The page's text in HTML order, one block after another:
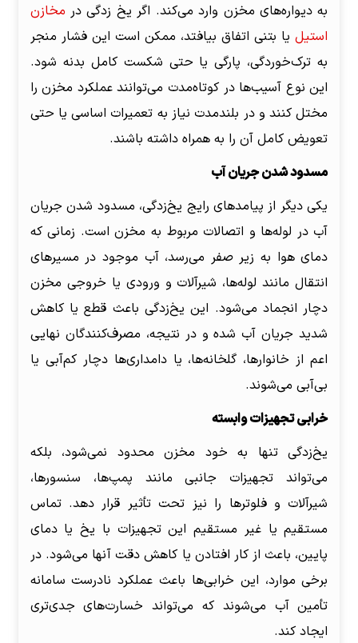
به دیواره‌های مخزن وارد می‌کند. اگر یخ زدگی در مخازن
استیلیا بتنی اتفاق بیافتد، ممکن است این فشار منجر
به ترک‌خوردگی، پارگی یا حتی شکست کامل بدنه شود.
این نوع آسیب‌ها در کوتاه‌مدت می‌توانند عملکرد مخزن را
مختل کنند و در بلندمدت نیاز به تعمیرات اساسی یا حتی
تعویض کامل آن را به همراه داشته باشند.
مسدود شدن جریان آب
یکی دیگر از پیامدهای رایج یخ‌زدگی، مسدود شدن جریان
آب در لوله‌ها و اتصالات مربوط به مخزن است. زمانی که
دمای هوا به زیر صفر می‌رسد، آب موجود در مسیرهای
انتقال مانند لوله‌ها، شیرآلات و ورودی یا خروجی مخزن
دچار انجماد می‌شود. این یخ‌زدگی باعث قطع یا کاهش
شدید جریان آب شده و در نتیجه، مصرف‌کنندگان نهایی
اعم از خانوارها، گلخانه‌ها، یا دامداری‌ها دچار کم‌آبی یا
بی‌آبی می‌شوند.
خرابی تجهیزات وابسته
یخ‌زدگی تنها به خود مخزن محدود نمی‌شود، بلکه
می‌تواند تجهیزات جانبی مانند پمپ‌ها، سنسورها،
شیرآلات و فلوترها را نیز تحت تأثیر قرار دهد. تماس
مستقیم یا غیر مستقیم این تجهیزات با یخ یا دمای
پایین، باعث از کار افتادن یا کاهش دقت آنها می‌شود. در
برخی موارد، این خرابی‌ها باعث عملکرد نادرست سامانه
تأمین آب می‌شوند که می‌تواند خسارت‌های جدی‌تری
ایجاد کند.